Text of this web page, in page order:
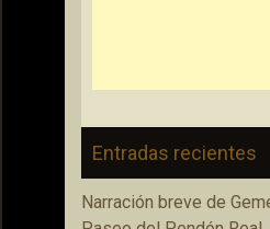
Entradas recientes
Narración breve de